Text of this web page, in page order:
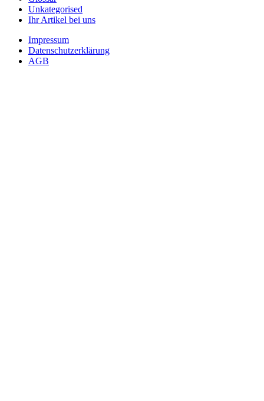
Unkategorised
Ihr Artikel bei uns
Impressum
Datenschutzerklärung
AGB